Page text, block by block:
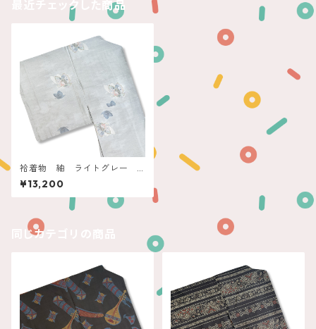
最近チェックした商品
袷着物 紬 ライトグレー
蝶々
¥13,200
同じカテゴリの商品